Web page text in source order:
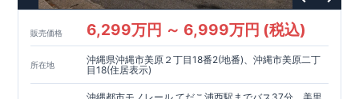
販売価格 6,299万円 ～ 6,999万円 (税込)
所在地
沖縄県沖縄市美原２丁目18番2(地番)、沖縄市美原二丁
目18(住居表示)